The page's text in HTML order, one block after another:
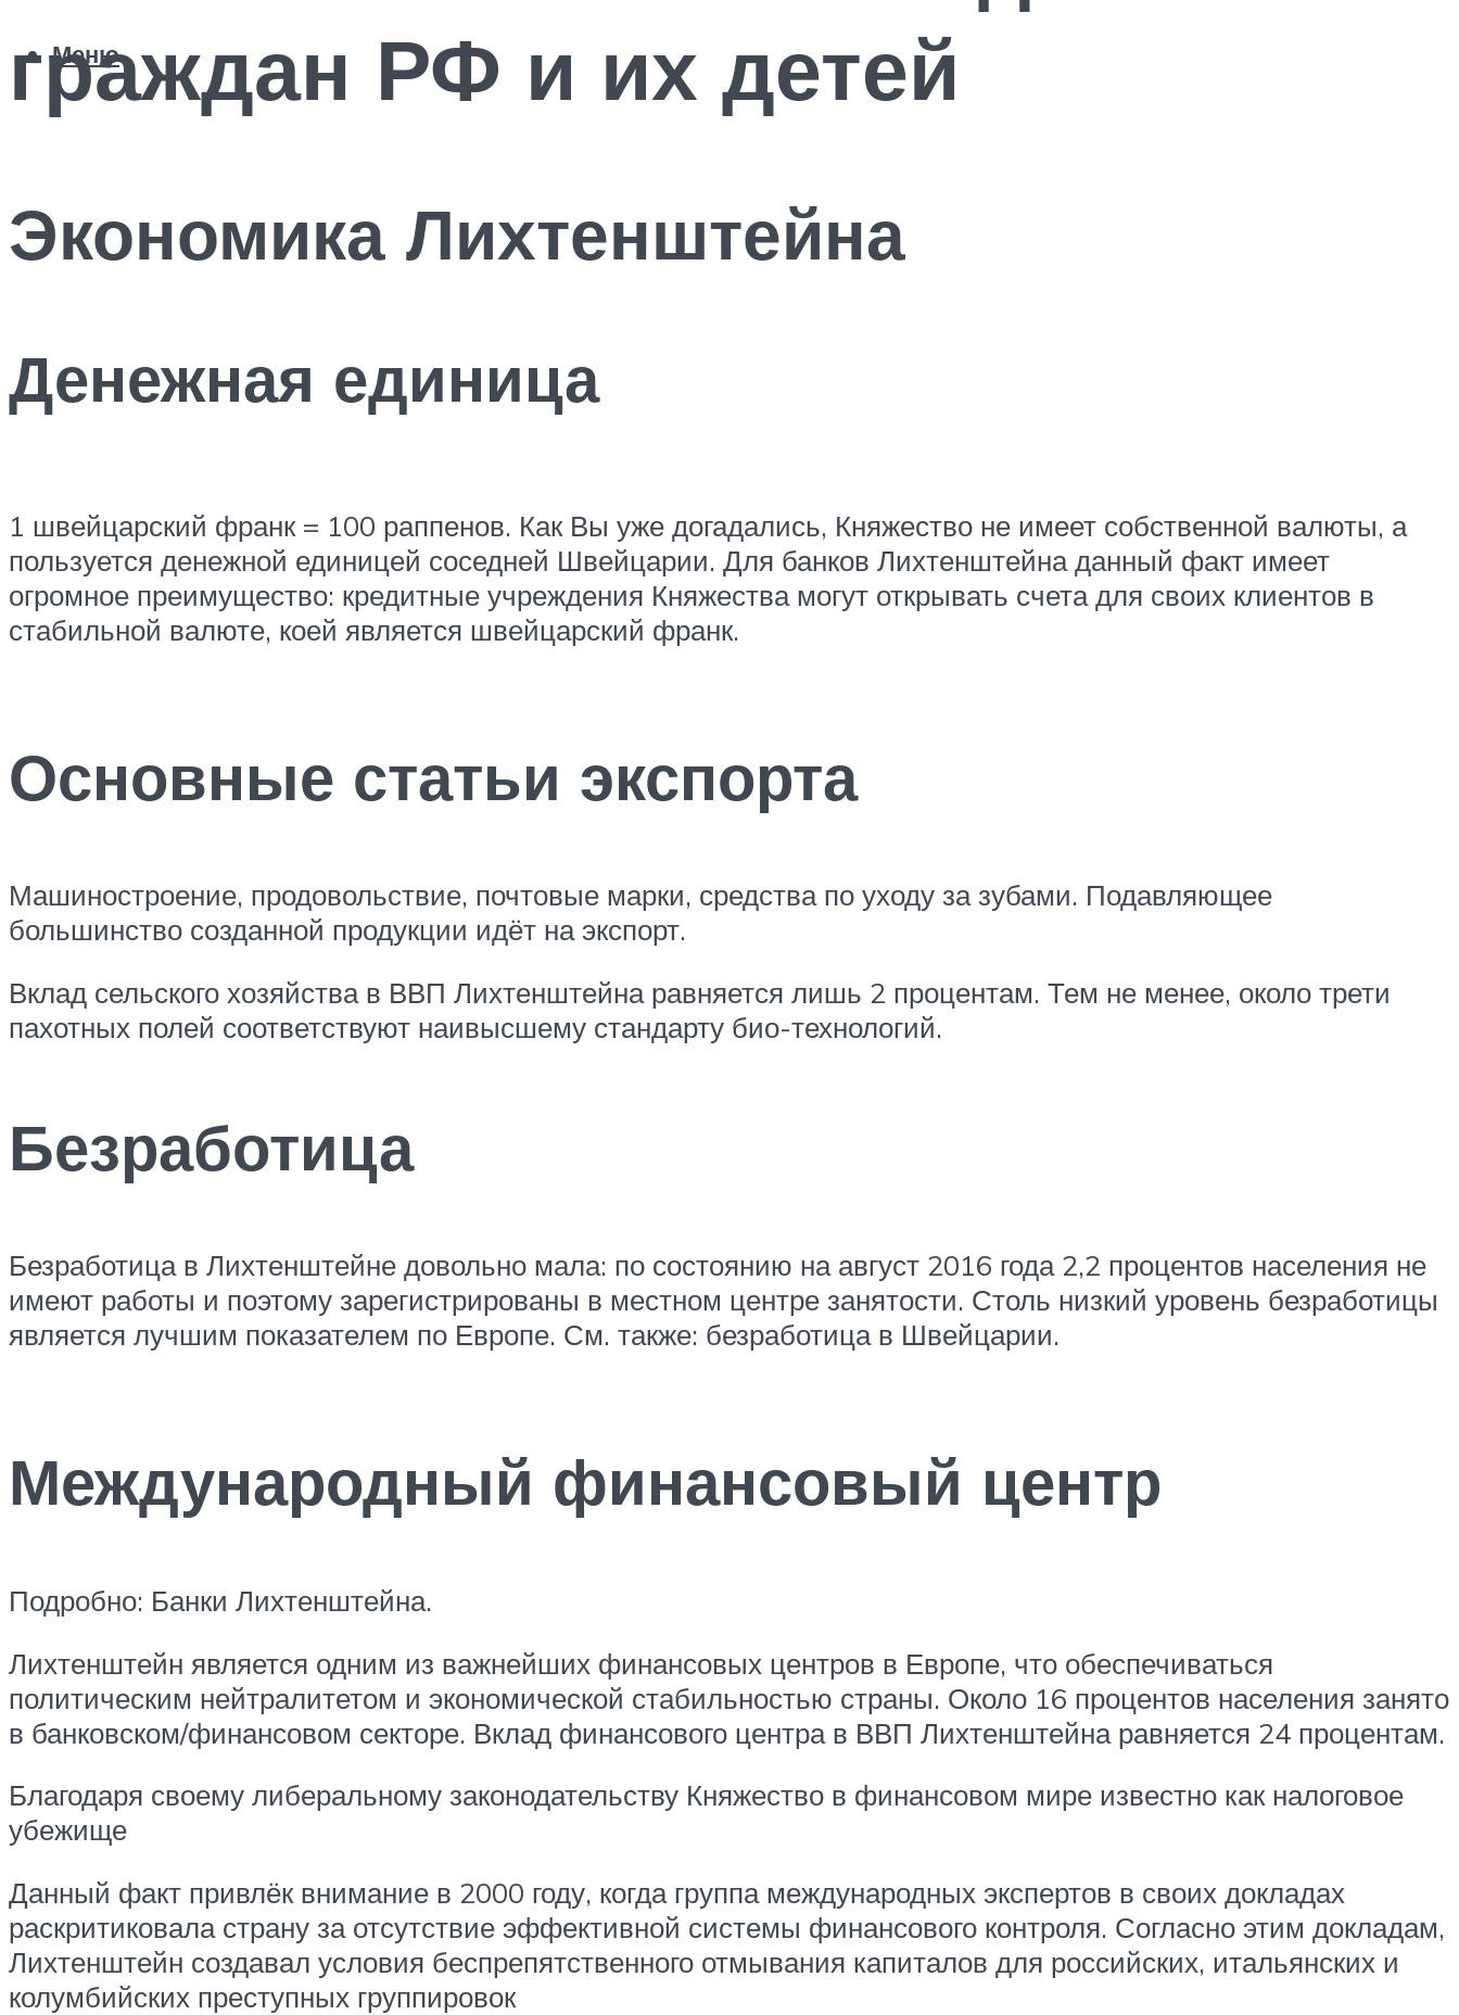
Меню
граждан РФ и их детей
Экономика Лихтенштейна
Денежная единица
1 швейцарский франк = 100 раппенов. Как Вы уже догадались, Княжество не имеет собственной валюты, а
пользуется денежной единицей соседней Швейцарии. Для банков Лихтенштейна данный факт имеет
огромное преимущество: кредитные учреждения Княжества могут открывать счета для своих клиентов в
стабильной валюте, коей является швейцарский франк.
Основные статьи экспорта
Машиностроение, продовольствие, почтовые марки, средства по уходу за зубами. Подавляющее
большинство созданной продукции идёт на экспорт.
Вклад сельского хозяйства в ВВП Лихтенштейна равняется лишь 2 процентам. Тем не менее, около трети
пахотных полей соответствуют наивысшему стандарту био-технологий.
Безработица
Безработица в Лихтенштейне довольно мала: по состоянию на август 2016 года 2,2 процентов населения не
имеют работы и поэтому зарегистрированы в местном центре занятости. Столь низкий уровень безработицы
является лучшим показателем по Европе. См. также: безработица в Швейцарии.
Международный финансовый центр
Подробно: Банки Лихтенштейна.
Лихтенштейн является одним из важнейших финансовых центров в Европе, что обеспечиваться
политическим нейтралитетом и экономической стабильностью страны. Около 16 процентов населения занято
в банковском/финансовом секторе. Вклад финансового центра в ВВП Лихтенштейна равняется 24 процентам.
Благодаря своему либеральному законодательству Княжество в финансовом мире известно как налоговое
убежище
Данный факт привлёк внимание в 2000 году, когда группа международных экспертов в своих докладах
раскритиковала страну за отсутствие эффективной системы финансового контроля. Согласно этим докладам,
Лихтенштейн создавал условия беспрепятственного отмывания капиталов для российских, итальянских и
колумбийских преступных группировок